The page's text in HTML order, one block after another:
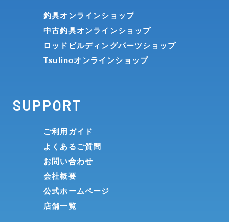
釣具オンラインショップ
中古釣具オンラインショップ
ロッドビルディングパーツショップ
Tsulinoオンラインショップ
SUPPORT
ご利用ガイド
よくあるご質問
お問い合わせ
会社概要
公式ホームページ
店舗一覧